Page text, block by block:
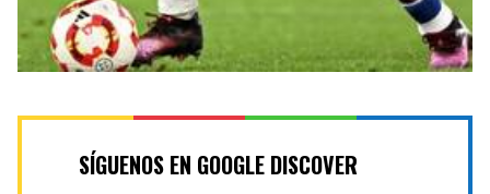
SÍGUENOS EN GOOGLE DISCOVER